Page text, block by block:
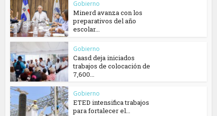
Gobierno
Minerd avanza con los
preparativos del año
escolar...
Gobierno
Caasd deja iniciados
trabajos de colocación de
7,600...
Gobierno
ETED intensifica trabajos
para fortalecer el...